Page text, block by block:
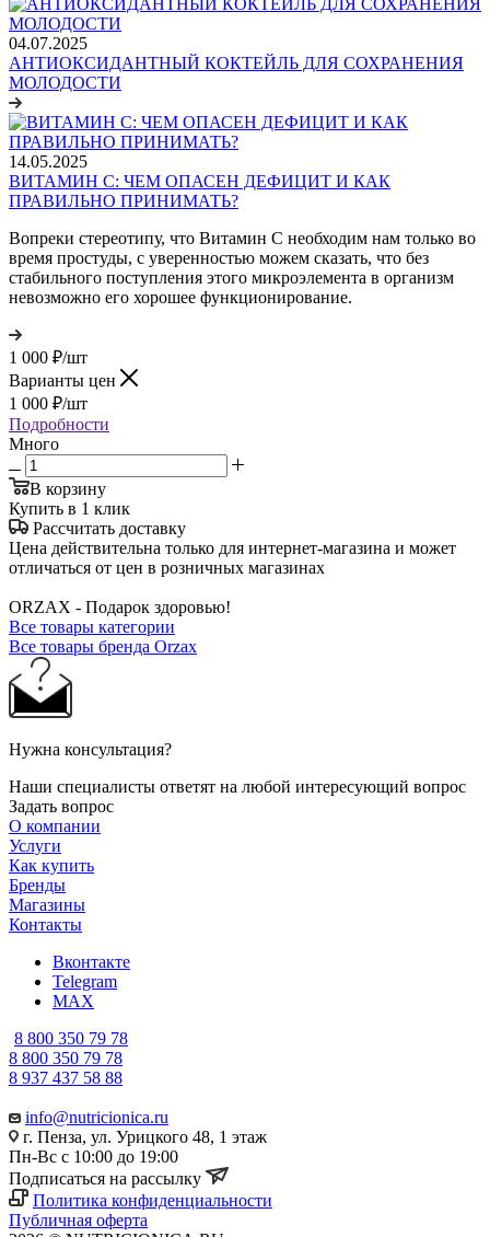
04.07.2025
АНТИОКСИДАНТНЫЙ КОКТЕЙЛЬ ДЛЯ СОХРАНЕНИЯ
МОЛОДОСТИ
14.05.2025
ВИТАМИН С: ЧЕМ ОПАСЕН ДЕФИЦИТ И КАК
ПРАВИЛЬНО ПРИНИМАТЬ?
Вопреки стереотипу, что Витамин С необходим нам только во
время простуды, с уверенностью можем сказать, что без
стабильного поступления этого микроэлемента в организм
невозможно его хорошее функционирование.
1 000 ₽/шт
Варианты цен
1 000 ₽/шт
Подробности
Много
В корзину
Купить в 1 клик
Рассчитать доставку
Цена действительна только для интернет-магазина и может
отличаться от цен в розничных магазинах
ORZAX - Подарок здоровью!
Все товары категории
Все товары бренда Orzax
Нужна консультация?
Наши специалисты ответят на любой интересующий вопрос
Задать вопрос
О компании
Услуги
Как купить
Бренды
Магазины
Контакты
Вконтакте
Telegram
MAX
8 800 350 79 78
8 800 350 79 78
8 937 437 58 88
info@nutricionica.ru
г. Пенза, ул. Урицкого 48, 1 этаж
Пн-Вс с 10:00 до 19:00
Подписаться на рассылку
Политика конфиденциальности
Публичная оферта